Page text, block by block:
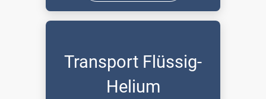
Transport Flüssig-
Helium